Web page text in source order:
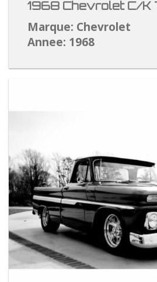
1968 Chevrolet C/K
Marque: Chevrolet
Annee: 1968